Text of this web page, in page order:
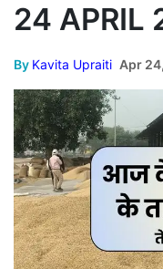
24 APRIL
By Kavita Upraiti Apr